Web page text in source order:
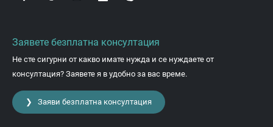
Заявете безплатна консултация
Не сте сигурни от какво имате нужда и се нуждаете от
консултация? Заявете я в удобно за вас време.
❯ Заяви безплатна консултация